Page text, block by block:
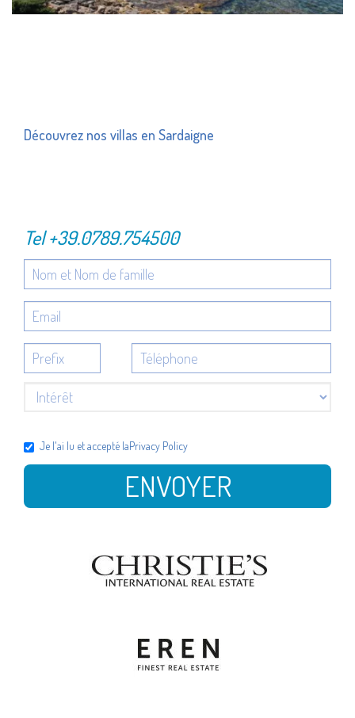
Découvrez nos villas en Sardaigne
Tel+39.0789.754500
Je l'ai lu et accepté laPrivacy Policy
ENVOYER